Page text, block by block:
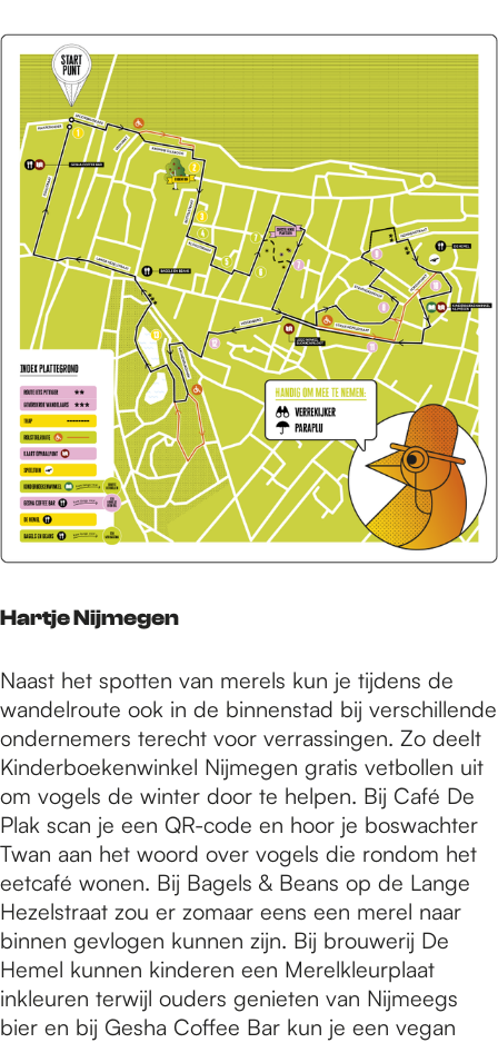
Hartje Nijmegen
Naast het spotten van merels kun je tijdens de
wandelroute ook in de binnenstad bij verschillende
ondernemers terecht voor verrassingen. Zo deelt
Kinderboekenwinkel Nijmegen gratis vetbollen uit
om vogels de winter door te helpen. Bij Café De
Plak scan je een QR-code en hoor je boswachter
Twan aan het woord over vogels die rondom het
eetcafé wonen. Bij Bagels & Beans op de Lange
Hezelstraat zou er zomaar eens een merel naar
binnen gevlogen kunnen zijn. Bij brouwerij De
Hemel kunnen kinderen een Merelkleurplaat
inkleuren terwijl ouders genieten van Nijmeegs
bier en bij Gesha Coffee Bar kun je een vegan